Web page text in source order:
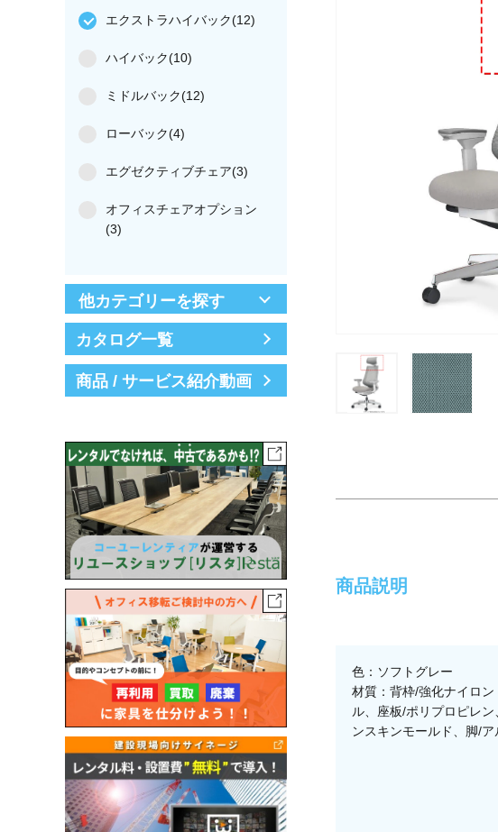
エクストラハイバック(12)
ハイバック(10)
ミドルバック(12)
ローバック(4)
エグゼクティブチェア(3)
オフィスチェアオプション
(3)
他カテゴリーを探す
カタログ一覧
商品 / サービス紹介動画
商品説明
色：ソフトグレー
材質：背枠/強化ナイロ
ル、座板/ポリプロピレ
ンスキンモールド、脚/ア